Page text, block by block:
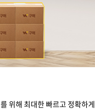
위해 최대한 빠르고 정확하게